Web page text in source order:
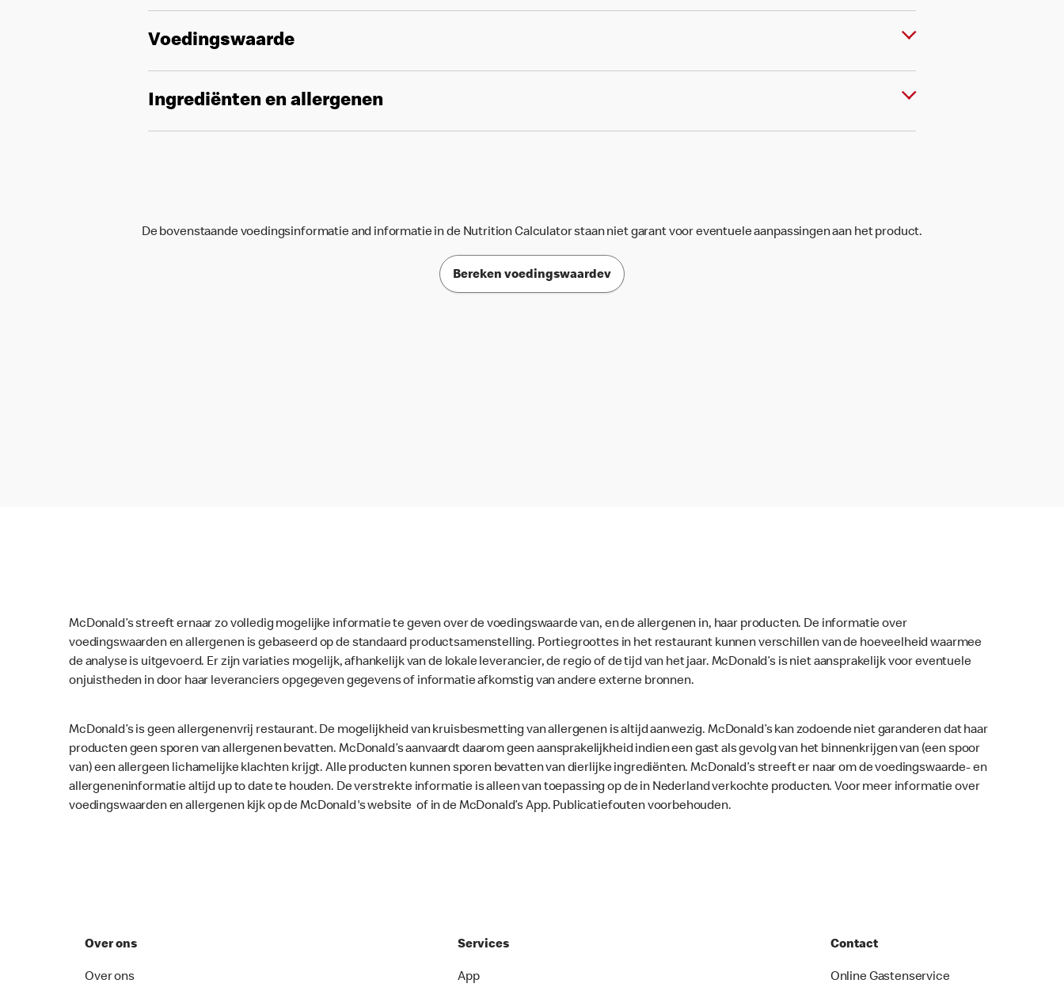
Voedingswaarde
Ingrediënten en allergenen
De bovenstaande voedingsinformatie and informatie in de Nutrition Calculator staan niet garant voor eventuele aanpassingen aan het product.
Bereken voedingswaardev
McDonald’s streeft ernaar zo volledig mogelijke informatie te geven over de voedingswaarde van, en de allergenen in, haar producten. De informatie over
voedingswaarden en allergenen is gebaseerd op de standaard productsamenstelling. Portiegroottes in het restaurant kunnen verschillen van de hoeveelheid waarmee
de analyse is uitgevoerd. Er zijn variaties mogelijk, afhankelijk van de lokale leverancier, de regio of de tijd van het jaar. McDonald’s is niet aansprakelijk voor eventuele
onjuistheden in door haar leveranciers opgegeven gegevens of informatie afkomstig van andere externe bronnen.
McDonald’s is geen allergenenvrij restaurant. De mogelijkheid van kruisbesmetting van allergenen is altijd aanwezig. McDonald’s kan zodoende niet garanderen dat haar
producten geen sporen van allergenen bevatten. McDonald’s aanvaardt daarom geen aansprakelijkheid indien een gast als gevolg van het binnenkrijgen van (een spoor
van) een allergeen lichamelijke klachten krijgt. Alle producten kunnen sporen bevatten van dierlijke ingrediënten. McDonald’s streeft er naar om de voedingswaarde- en
allergeneninformatie altijd up to date te houden. De verstrekte informatie is alleen van toepassing op de in Nederland verkochte producten. Voor meer informatie over
voedingswaarden en allergenen kijk op de McDonald's website of in de McDonald’s App. Publicatiefouten voorbehouden.
Over ons
Over ons
Services
App
Contact
Online Gastenservice